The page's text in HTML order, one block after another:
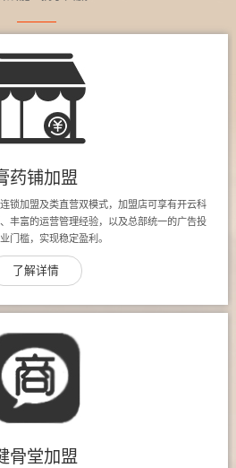
药铺加盟
锁加盟及类直营双模式，加盟店可享有开云科
丰富的运营管理经验，以及总部统一的广告投
门槛，实现稳定盈利。
了解详情
骨堂加盟